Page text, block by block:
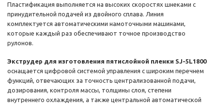
Пластификация выполняется на высоких скоростях шнеками с
принудительной подачей из двойного сплава. Линия
комплектуется автоматическими намоточными машинами,
которые каждый раз обеспечивают точное производство
рулонов.
Экструдер для изготовления пятислойной пленки SJ-5L1800
оснащается цифровой системой управления с широким перечнем
функций, отвечающих за точность централизованной подачи,
дозирования, контроля массы, толщины слоя, степени
внутреннего охлаждения, а также центральной автоматической